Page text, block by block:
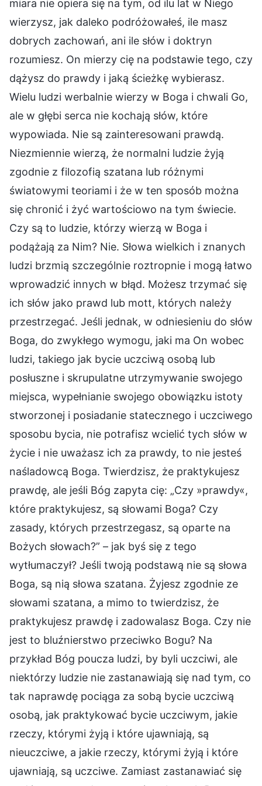
miara nie opiera się na tym, od ilu lat w Niego
wierzysz, jak daleko podróżowałeś, ile masz
dobrych zachowań, ani ile słów i doktryn
rozumiesz. On mierzy cię na podstawie tego, czy
dążysz do prawdy i jaką ścieżkę wybierasz.
Wielu ludzi werbalnie wierzy w Boga i chwali Go,
ale w głębi serca nie kochają słów, które
wypowiada. Nie są zainteresowani prawdą.
Niezmiennie wierzą, że normalni ludzie żyją
zgodnie z filozofią szatana lub różnymi
światowymi teoriami i że w ten sposób można
się chronić i żyć wartościowo na tym świecie.
Czy są to ludzie, którzy wierzą w Boga i
podążają za Nim? Nie. Słowa wielkich i znanych
ludzi brzmią szczególnie roztropnie i mogą łatwo
wprowadzić innych w błąd. Możesz trzymać się
ich słów jako prawd lub mott, których należy
przestrzegać. Jeśli jednak, w odniesieniu do słów
Boga, do zwykłego wymogu, jaki ma On wobec
ludzi, takiego jak bycie uczciwą osobą lub
posłuszne i skrupulatne utrzymywanie swojego
miejsca, wypełnianie swojego obowiązku istoty
stworzonej i posiadanie statecznego i uczciwego
sposobu bycia, nie potrafisz wcielić tych słów w
życie i nie uważasz ich za prawdy, to nie jesteś
naśladowcą Boga. Twierdzisz, że praktykujesz
prawdę, ale jeśli Bóg zapyta cię: „Czy »prawdy«,
które praktykujesz, są słowami Boga? Czy
zasady, których przestrzegasz, są oparte na
Bożych słowach?” – jak byś się z tego
wytłumaczył? Jeśli twoją podstawą nie są słowa
Boga, są nią słowa szatana. Żyjesz zgodnie ze
słowami szatana, a mimo to twierdzisz, że
praktykujesz prawdę i zadowalasz Boga. Czy nie
jest to bluźnierstwo przeciwko Bogu? Na
przykład Bóg poucza ludzi, by byli uczciwi, ale
niektórzy ludzie nie zastanawiają się nad tym, co
tak naprawdę pociąga za sobą bycie uczciwą
osobą, jak praktykować bycie uczciwym, jakie
rzeczy, którymi żyją i które ujawniają, są
nieuczciwe, a jakie rzeczy, którymi żyją i które
ujawniają, są uczciwe. Zamiast zastanawiać się